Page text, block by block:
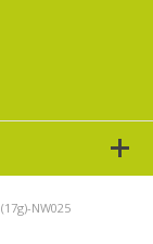
NW025